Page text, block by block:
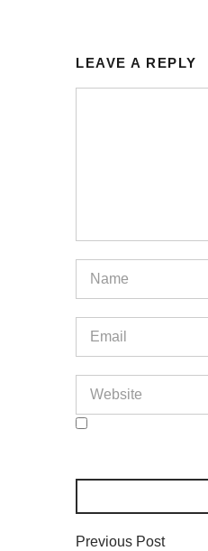
LEAVE A REPLY
Previous Post